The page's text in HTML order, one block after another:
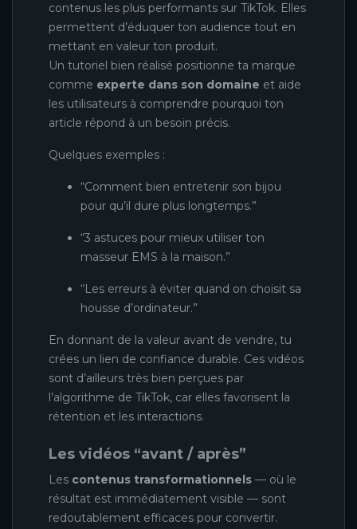
contenus les plus performants sur TikTok. Elles
permettent d’éduquer ton audience tout en
mettant en valeur ton produit.
Un tutoriel bien réalisé positionne ta marque
comme experte dans son domaine et aide
les utilisateurs à comprendre pourquoi ton
article répond à un besoin précis.
Quelques exemples :
“Comment bien entretenir son bijou
pour qu’il dure plus longtemps.”
“3 astuces pour mieux utiliser ton
masseur EMS à la maison.”
“Les erreurs à éviter quand on choisit sa
housse d’ordinateur.”
En donnant de la valeur avant de vendre, tu
crées un lien de confiance durable. Ces vidéos
sont d’ailleurs très bien perçues par
l’algorithme de TikTok, car elles favorisent la
rétention et les interactions.
Les vidéos “avant / après”
Les contenus transformationnels — où le
résultat est immédiatement visible — sont
redoutablement efficaces pour convertir.